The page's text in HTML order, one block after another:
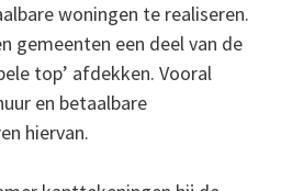
woningen te realiseren.
gemeenten een deel van de
top’ afdekken. Vooral
en betaalbare
hiervan.